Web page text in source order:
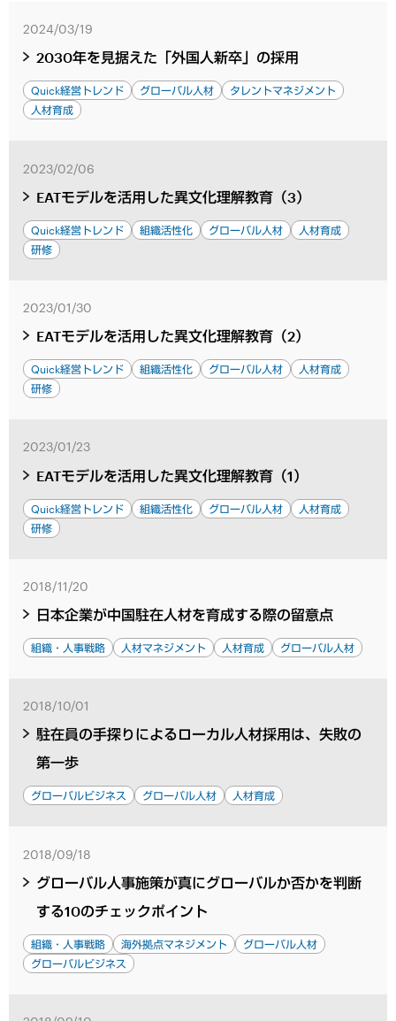
2024/03/19
2030年を見据えた「外国人新卒」の採用
Quick経営トレンド グローバル人材
タレントマネジメント
人材育成
2023/02/06
EATモデルを活用した異文化理解教育（3）
Quick経営トレンド 組織活性化 グローバル人材
人材育成
研修
2023/01/30
EATモデルを活用した異文化理解教育（2）
Quick経営トレンド 組織活性化 グローバル人材
人材育成
研修
2023/01/23
EATモデルを活用した異文化理解教育（1）
Quick経営トレンド 組織活性化 グローバル人材
人材育成
研修
2018/11/20
日本企業が中国駐在人材を育成する際の留意点
組織・人事戦略 人材マネジメント 人材育成 グローバル人材
2018/10/01
駐在員の手探りによるローカル人材採用は、失敗の
第一歩
グローバルビジネス グローバル人材 人材育成
2018/09/18
グローバル人事施策が真にグローバルか否かを判断
する10のチェックポイント
組織・人事戦略 海外拠点マネジメント
グローバル人材
グローバルビジネス